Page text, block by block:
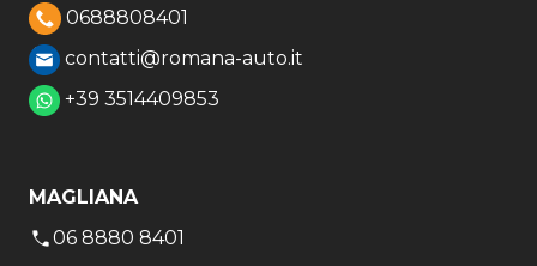
0688808401
contatti@romana-auto.it
+39 3514409853
MAGLIANA
06 8880 8401